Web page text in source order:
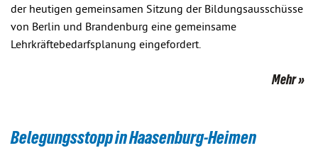
der heutigen gemeinsamen Sitzung der Bildungsausschüsse
von Berlin und Brandenburg eine gemeinsame
Lehrkräftebedarfsplanung eingefordert.
Mehr
Belegungsstopp in Haasenburg-Heimen